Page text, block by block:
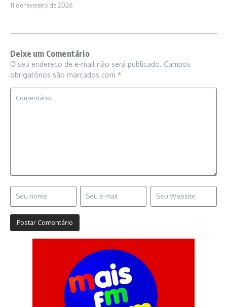
11 de fevereiro de 2026
Deixe um Comentário
O seu endereço de e-mail não será publicado. Campos
obrigatórios são marcados com *